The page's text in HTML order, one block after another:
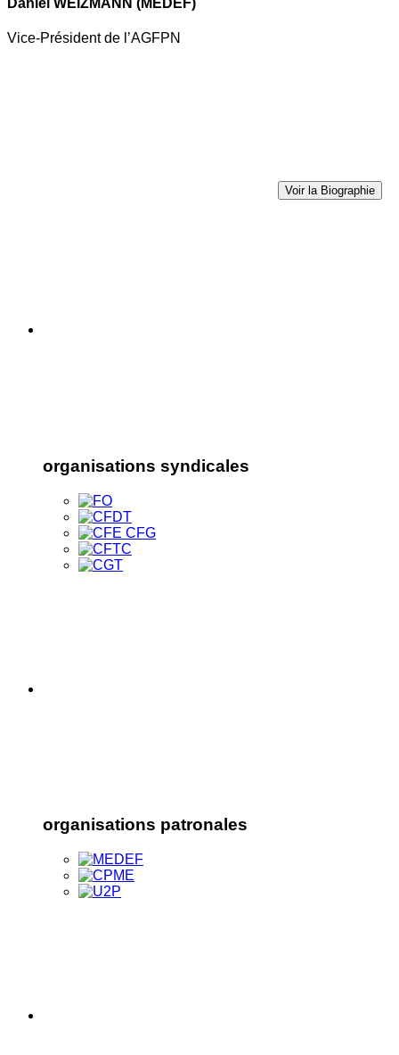
Daniel WEIZMANN (MEDEF)
Vice-Président de l’AGFPN
Voir la Biographie
organisations syndicales
organisations patronales